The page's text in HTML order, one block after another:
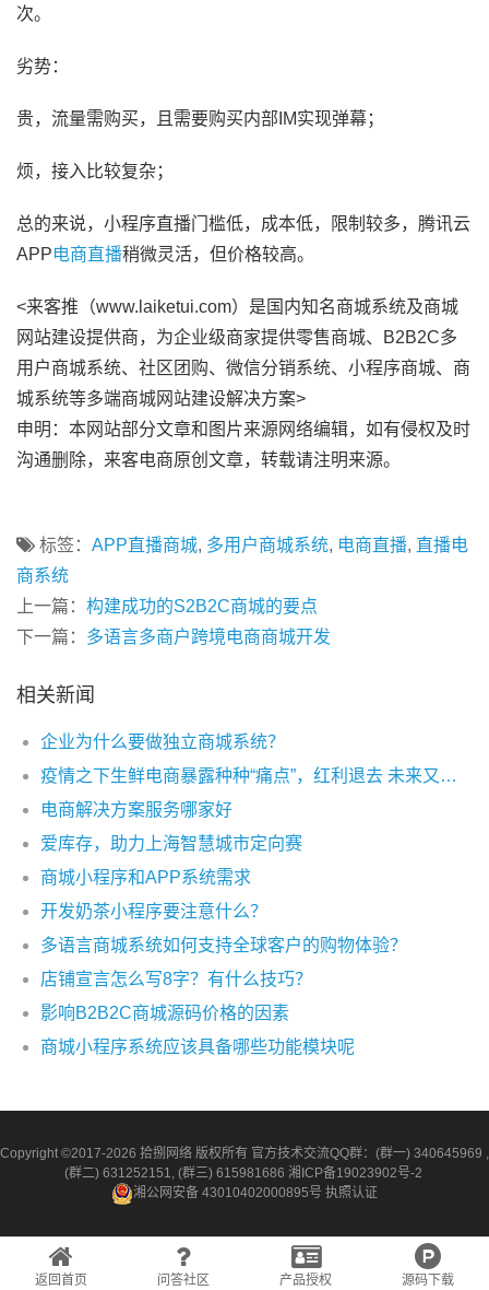
次。
劣势：
贵，流量需购买，且需要购买内部IM实现弹幕；
烦，接入比较复杂；
总的来说，小程序直播门槛低，成本低，限制较多，腾讯云
APP电商直播稍微灵活，但价格较高。
<来客推（www.laiketui.com）是国内知名商城系统及商城
网站建设提供商，为企业级商家提供零售商城、B2B2C多
用户商城系统、社区团购、微信分销系统、小程序商城、商
城系统等多端商城网站建设解决方案>
申明：本网站部分文章和图片来源网络编辑，如有侵权及时
沟通删除，来客电商原创文章，转载请注明来源。
标签： APP直播商城, 多用户商城系统, 电商直播, 直播电
商系统
上一篇： 构建成功的S2B2C商城的要点
下一篇： 多语言多商户跨境电商商城开发
相关新闻
企业为什么要做独立商城系统？
疫情之下生鲜电商暴露种种“痛点”，红利退去 未来又该何去何从？
电商解决方案服务哪家好
爱库存，助力上海智慧城市定向赛
商城小程序和APP系统需求
开发奶茶小程序要注意什么？
多语言商城系统如何支持全球客户的购物体验？
店铺宣言怎么写8字？有什么技巧？
影响B2B2C商城源码价格的因素
商城小程序系统应该具备哪些功能模块呢
Copyright ©2017-2026 拾捌网络 版权所有 官方技术交流QQ群：(群一) 340645969 ,
(群二) 631252151, (群三) 615981686 湘ICP备19023902号-2
湘公网安备 43010402000895号 执照认证
返回首页 问答社区 产品授权 源码下载